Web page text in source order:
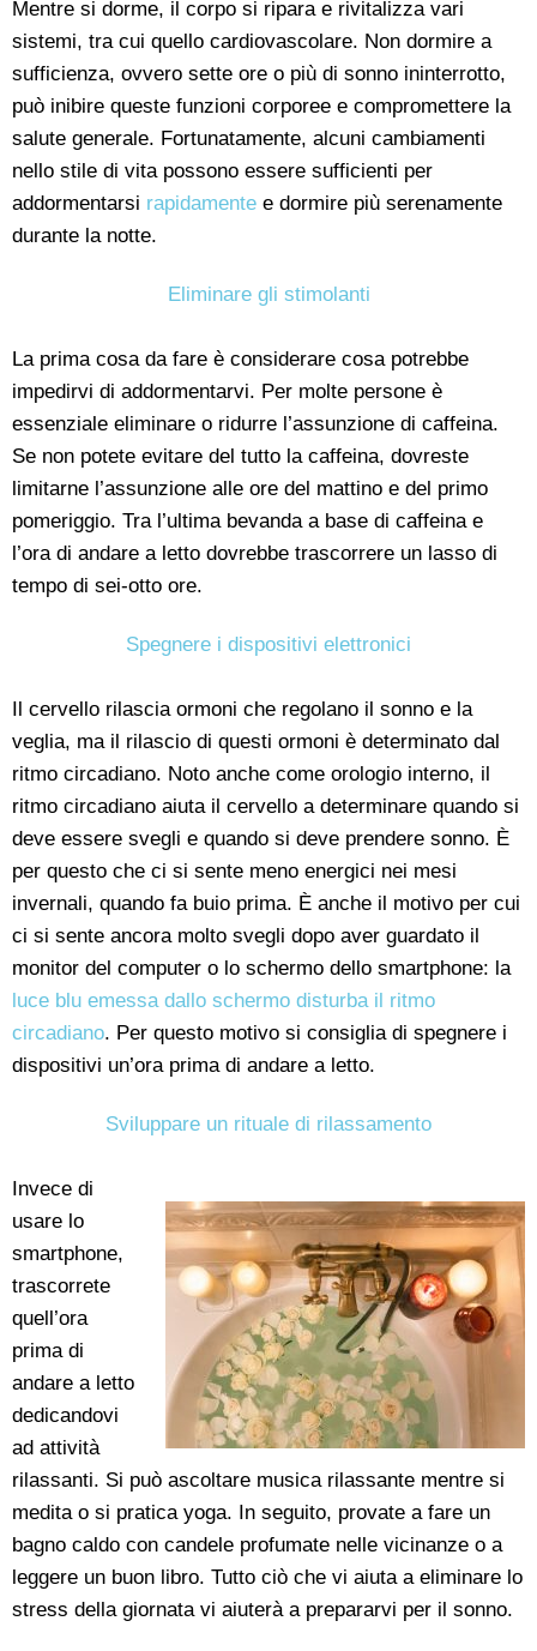
Mentre si dorme, il corpo si ripara e rivitalizza vari
sistemi, tra cui quello cardiovascolare. Non dormire a
sufficienza, ovvero sette ore o più di sonno ininterrotto,
può inibire queste funzioni corporee e compromettere la
salute generale. Fortunatamente, alcuni cambiamenti
nello stile di vita possono essere sufficienti per
addormentarsi rapidamente e dormire più serenamente
durante la notte.
Eliminare gli stimolanti
La prima cosa da fare è considerare cosa potrebbe
impedirvi di addormentarvi. Per molte persone è
essenziale eliminare o ridurre l’assunzione di caffeina.
Se non potete evitare del tutto la caffeina, dovreste
limitarne l’assunzione alle ore del mattino e del primo
pomeriggio. Tra l’ultima bevanda a base di caffeina e
l’ora di andare a letto dovrebbe trascorrere un lasso di
tempo di sei-otto ore.
Spegnere i dispositivi elettronici
Il cervello rilascia ormoni che regolano il sonno e la
veglia, ma il rilascio di questi ormoni è determinato dal
ritmo circadiano. Noto anche come orologio interno, il
ritmo circadiano aiuta il cervello a determinare quando si
deve essere svegli e quando si deve prendere sonno. È
per questo che ci si sente meno energici nei mesi
invernali, quando fa buio prima. È anche il motivo per cui
ci si sente ancora molto svegli dopo aver guardato il
monitor del computer o lo schermo dello smartphone: la
luce blu emessa dallo schermo disturba il ritmo
circadiano. Per questo motivo si consiglia di spegnere i
dispositivi un’ora prima di andare a letto.
Sviluppare un rituale di rilassamento
Invece di
usare lo
smartphone,
trascorrete
quell’ora
prima di
andare a letto
dedicandovi
ad attività
rilassanti. Si può ascoltare musica rilassante mentre si
medita o si pratica yoga. In seguito, provate a fare un
bagno caldo con candele profumate nelle vicinanze o a
leggere un buon libro. Tutto ciò che vi aiuta a eliminare lo
stress della giornata vi aiuterà a prepararvi per il sonno.